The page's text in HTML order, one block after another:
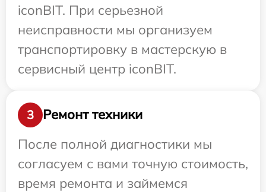
iconBIT. При серьезной
неисправности мы организуем
транспортировку в мастерскую в
сервисный центр iconBIT.
3
Ремонт техники
После полной диагностики мы
согласуем с вами точную стоимость,
время ремонта и займемся